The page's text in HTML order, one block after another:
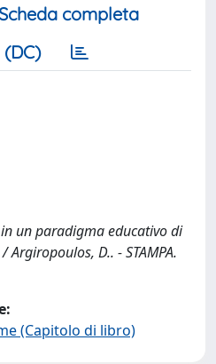
completa
un paradigma educativo di
D.. - STAMPA.
(Capitolo di libro)